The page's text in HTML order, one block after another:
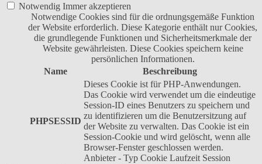
Notwendig Immer akzeptieren
Notwendige Cookies sind für die ordnungsgemäße Funktion
der Website erforderlich. Diese Kategorie enthält nur Cookies,
die grundlegende Funktionen und Sicherheitsmerkmale der
Website gewährleisten. Diese Cookies speichern keine
persönlichen Informationen.
Name
Beschreibung
PHPSESSID
Dieses Cookie ist für PHP-Anwendungen.
Das Cookie wird verwendet um die eindeutige
Session-ID eines Benutzers zu speichern und
zu identifizieren um die Benutzersitzung auf
der Website zu verwalten. Das Cookie ist ein
Session-Cookie und wird gelöscht, wenn alle
Browser-Fenster geschlossen werden.
Anbieter - Typ Cookie Laufzeit Session